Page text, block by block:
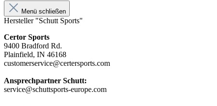
Menü schließen
Hersteller "Schutt Sports"
Certor Sports
9400 Bradford Rd.
Plainfield, IN 46168
customerservice@certersports.com
Ansprechpartner Schutt:
service@schuttsports-europe.com